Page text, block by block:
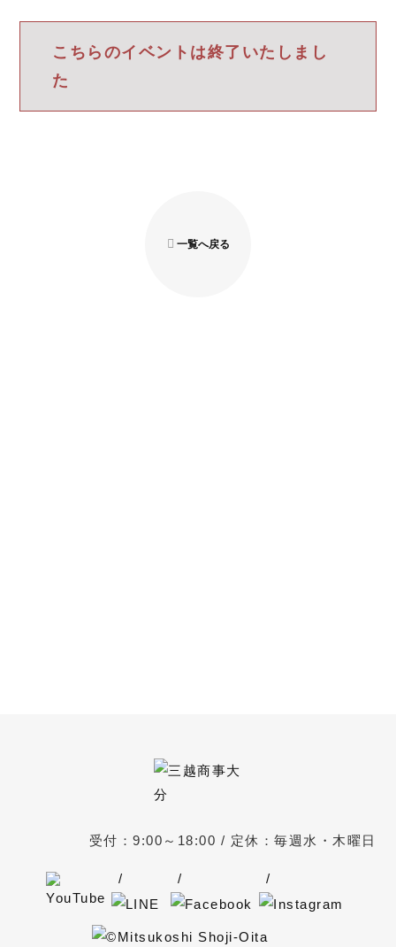
こちらのイベントは終了いたしまし
た
一覧へ戻る
受付：9:00～18:00 / 定休：毎週水・木曜日